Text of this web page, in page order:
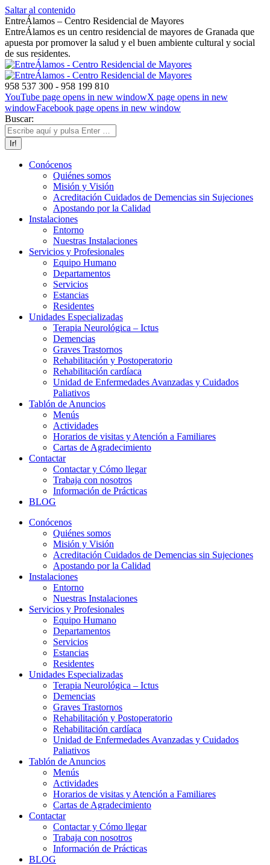
Saltar al contenido
EntreÁlamos – Centro Residencial de Mayores
EntreÁlamos es un centro residencial de mayores de Granada que
apuesta por promover la salud y el buen ambiente cultural y social
de sus residentes.
958 537 300 - 958 199 810
YouTube page opens in new windowX page opens in new
windowFacebook page opens in new window
Buscar:
Conócenos
Quiénes somos
Misión y Visión
Acreditación Cuidados de Demencias sin Sujeciones
Apostando por la Calidad
Instalaciones
Entorno
Nuestras Instalaciones
Servicios y Profesionales
Equipo Humano
Departamentos
Servicios
Estancias
Residentes
Unidades Especializadas
Terapia Neurológica – Ictus
Demencias
Graves Trastornos
Rehabilitación y Postoperatorio
Rehabilitación cardíaca
Unidad de Enfermedades Avanzadas y Cuidados
Paliativos
Tablón de Anuncios
Menús
Actividades
Horarios de visitas y Atención a Familiares
Cartas de Agradecimiento
Contactar
Contactar y Cómo llegar
Trabaja con nosotros
Información de Prácticas
BLOG
Conócenos
Quiénes somos
Misión y Visión
Acreditación Cuidados de Demencias sin Sujeciones
Apostando por la Calidad
Instalaciones
Entorno
Nuestras Instalaciones
Servicios y Profesionales
Equipo Humano
Departamentos
Servicios
Estancias
Residentes
Unidades Especializadas
Terapia Neurológica – Ictus
Demencias
Graves Trastornos
Rehabilitación y Postoperatorio
Rehabilitación cardíaca
Unidad de Enfermedades Avanzadas y Cuidados
Paliativos
Tablón de Anuncios
Menús
Actividades
Horarios de visitas y Atención a Familiares
Cartas de Agradecimiento
Contactar
Contactar y Cómo llegar
Trabaja con nosotros
Información de Prácticas
BLOG